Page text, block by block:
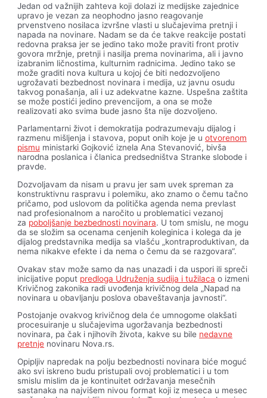
Jedan od važnijih zahteva koji dolazi iz medijske zajednice
upravo je vezan za neophodno jasno reagovanje
prvenstveno nosilaca izvršne vlasti u slučajevima pretnji i
napada na novinare. Nadam se da će takve reakcije postati
redovna praksa jer se jedino tako može praviti front protiv
govora mržnje, pretnji i nasilja prema novinarima, ali i javno
izabranim ličnostima, kulturnim radnicima. Jedino tako se
može graditi nova kultura u kojoj će biti nedozvoljeno
ugrožavati bezbednost novinara i medija, uz javnu osudu
takvog ponašanja, ali i uz adekvatne kazne. Uspešna zaštita
se može postići jedino prevencijom, a ona se može
realizovati ako svima bude jasno šta nije dozvoljeno.
Parlamentarni život i demokratija podrazumevaju dijalog i
razmenu mišljenja i stavova, poput onih koje je uotvorenom
pismu ministarki Gojković iznela Ana Stevanović, bivša
narodna poslanica i članica predsedništva Stranke slobode i
pravde.
Dozvoljavam da nisam u pravu jer sam uvek spreman za
konstruktivnu raspravu i polemiku, ako znamo o čemu tačno
pričamo, pod uslovom da politička agenda nema prevlast
nad profesionalnom a naročito u problematici vezanoj
za poboljšanje bezbednosti novinara. U tom smislu, ne mogu
da se složim sa ocenama cenjenih koleginica i kolega da je
dijalog predstavnika medija sa vlašću „kontraproduktivan, da
nema nikakve efekte i da nema o čemu da se razgovara“.
Ovakav stav može samo da nas unazadi i da uspori ili spreči
inicijative poput predloga Udruženja sudija i tužilaca o izmeni
Krivičnog zakonika radi uvođenja krivičnog dela „Napad na
novinara u obavljanju poslova obaveštavanja javnosti“.
Postojanje ovakvog krivičnog dela će umnogome olakšati
procesuiranje u slučajevima ugoržavanja bezbednosti
novinara, pa čak i njihovih života, kakve su bile nedavne
pretnje novinaru Nova.rs.
Opipljiv napredak na polju bezbednosti novinara biće moguć
ako svi iskreno budu pristupali ovoj problematici i u tom
smislu mislim da je kontinuitet održavanja mesečnih
sastanaka na najvišem nivou format koji iz meseca u mesec